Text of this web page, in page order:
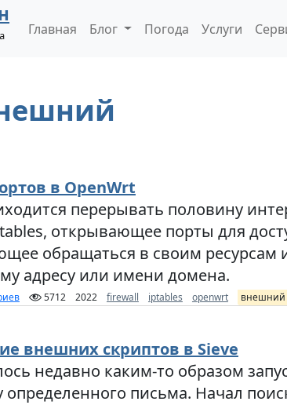
Главная Блог Погода Услуги
в OpenWrt
перерывать половину
открывающее порты для
обращаться в своим ресурсам
адресу или имени домена.
5712 2022 firewall iptables openwrt внешний
внешних скриптов в Sieve
недавно каким-то образом
определенного письма. Начал